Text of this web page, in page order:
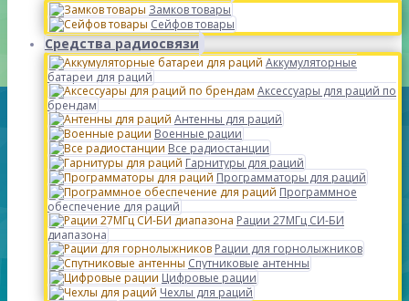
Замков товары
Сейфов товары
Средства радиосвязи
Аккумуляторные
батареи для раций
Аксессуары для раций по
брендам
Антенны для раций
Военные рации
Все радиостанции
Гарнитуры для раций
Программаторы для раций
Программное
обеспечение для раций
Рации 27МГц СИ-БИ
диапазона
Рации для горнолыжников
Спутниковые антенны
Цифровые рации
Чехлы для раций